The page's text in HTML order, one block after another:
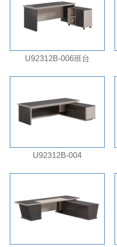
U92312B-006班台
U92312B-004